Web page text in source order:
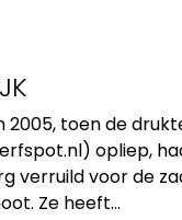
2005, toen de
opliep,
verruild voor de
Ze heeft...